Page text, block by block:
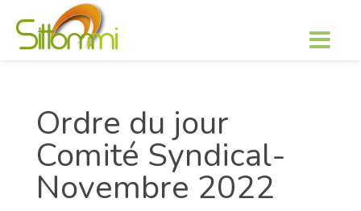
Ordre du jour
Comité Syndical-
Novembre 2022